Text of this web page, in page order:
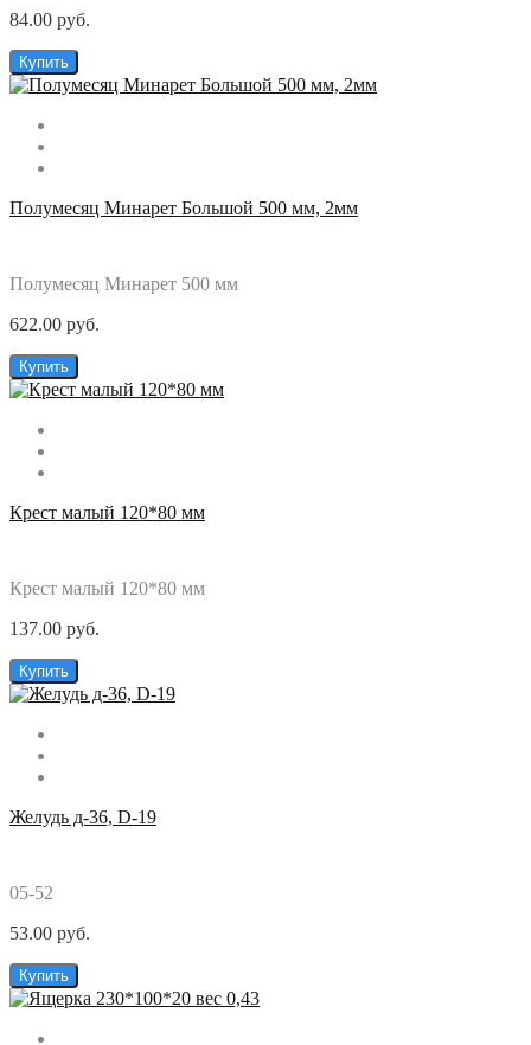
84.00 руб.
Купить
Полумесяц Минарет Большой 500 мм, 2мм
Полумесяц Минарет 500 мм
622.00 руб.
Купить
Крест малый 120*80 мм
Крест малый 120*80 мм
137.00 руб.
Купить
Желудь д-36, D-19
05-52
53.00 руб.
Купить